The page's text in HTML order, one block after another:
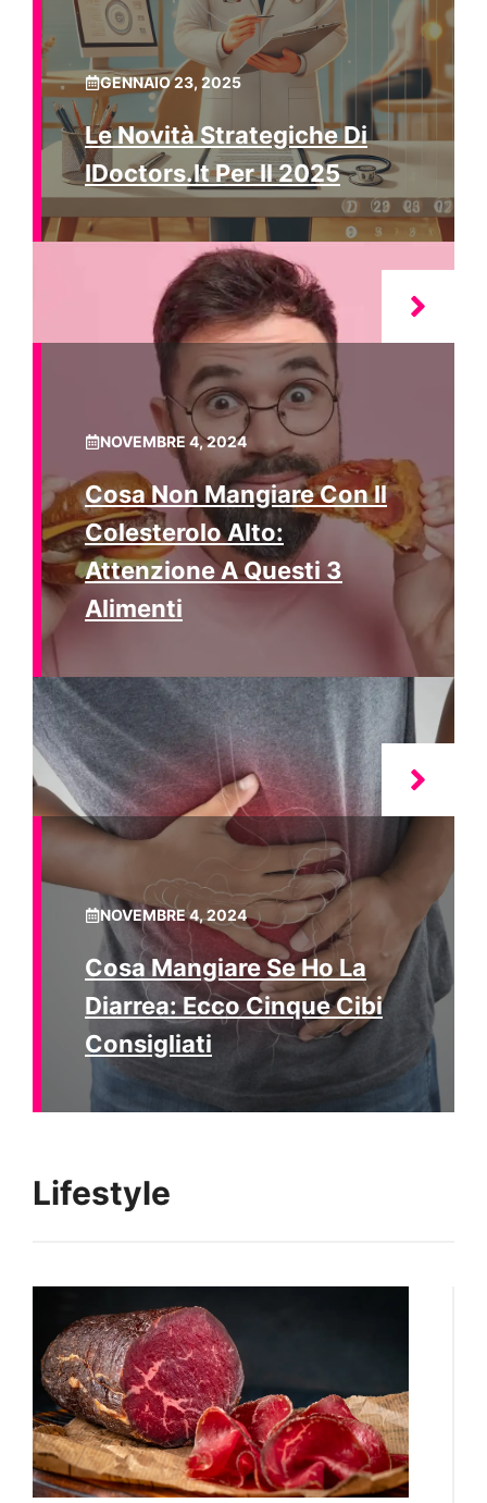
GENNAIO 23, 2025
Le Novità Strategiche Di
IDoctors.it Per Il 2025
NOVEMBRE 4, 2024
Cosa Non Mangiare Con Il
Colesterolo Alto:
Attenzione A Questi 3
Alimenti
NOVEMBRE 4, 2024
Cosa Mangiare Se Ho La
Diarrea: Ecco Cinque Cibi
Consigliati
Lifestyle